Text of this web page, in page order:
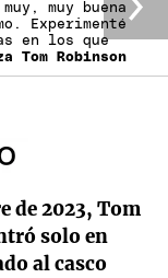
muy buena
Experimenté
en los que
Tom Robinson
de 2023, Tom
solo en
al casco